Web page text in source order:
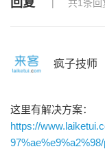
回复 共1条回
疯子技师
这里有解决方案：
https://